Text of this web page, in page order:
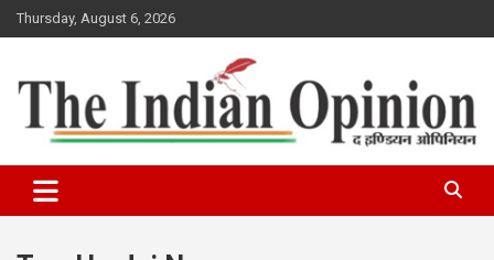
Skip
to
Thursday, August 6, 2026
Indian Opinion News